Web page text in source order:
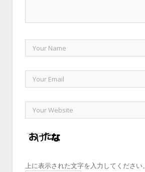
上に表示された文字を入力してください。